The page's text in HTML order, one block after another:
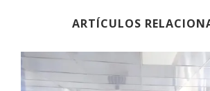
ARTÍCULOS